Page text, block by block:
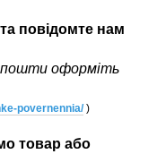
повідомте нам
пошти оформіть
povernennia/)
товар або